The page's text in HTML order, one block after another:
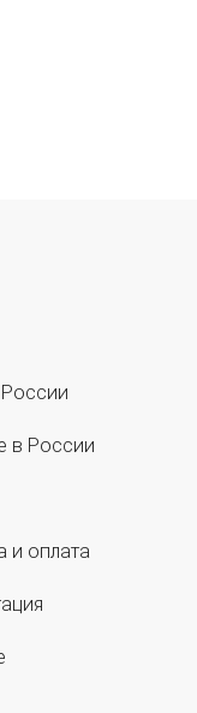
в России
и оплата